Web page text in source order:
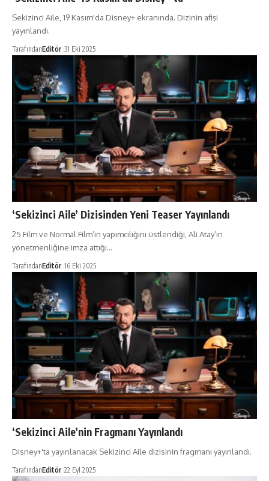
Sekizinci Aile, 19 Kasım'da Disney+ ekranında. Dizinin afişi
yayınlandı.
TarafındanEditör 31 Eki 2025
‘Sekizinci Aile’ Dizisinden Yeni Teaser Yayınlandı
25 Film ve Normal Film’in yapımcılığını üstlendiği, Ali Atay’ın
yönetmenliğine imza attığı…
TarafındanEditör 16 Eki 2025
‘Sekizinci Aile’nin Fragmanı Yayınlandı
Disney+'ta yayınlanacak Sekizinci Aile dizisinin fragmanı yayınlandı.
TarafındanEditör 22 Eyl 2025